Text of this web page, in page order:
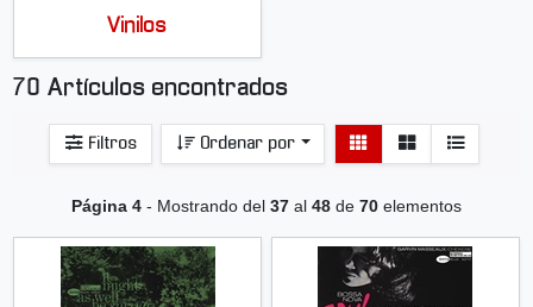
Vinilos
70 Artículos encontrados
Filtros Ordenar por
detalle
Ver
listado
Página 4 - Mostrando del 37 al 48 de 70 elementos